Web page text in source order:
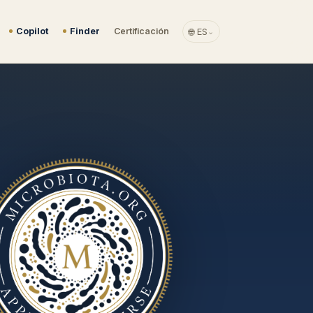
Copilot Finder Certificación 🌐 ES ⌄